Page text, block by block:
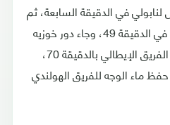
لنابولي في الدقيقة السابعة، ثم
أضاف ميرتينيز الهدف الثاني في الدقيقة 49، وجاء دور خوزيه
كاييخو ليضيف ثالث أهداف الفريق الإيطالي بالدقيقة 70،
ماء الوجه للفريق الهولندي